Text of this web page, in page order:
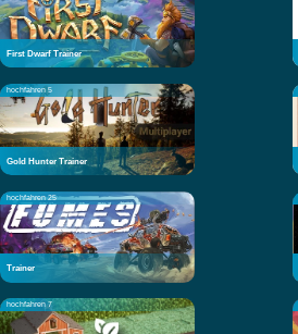
First Dwarf Trainer
hochfahren 5
Gold Hunter Trainer
hochfahren 25
Trainer
hochfahren 7